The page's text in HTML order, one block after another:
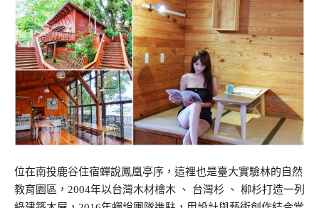
位在南投鹿谷住宿蟬說鳳凰亭序，這裡也是臺大實驗林的自然
教育園區，2004年以台灣木材檜木 、 台灣杉 、 柳杉打造一列